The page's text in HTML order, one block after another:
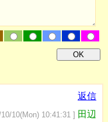
返信
10/10(Mon) 10:41:31 ] 田辺